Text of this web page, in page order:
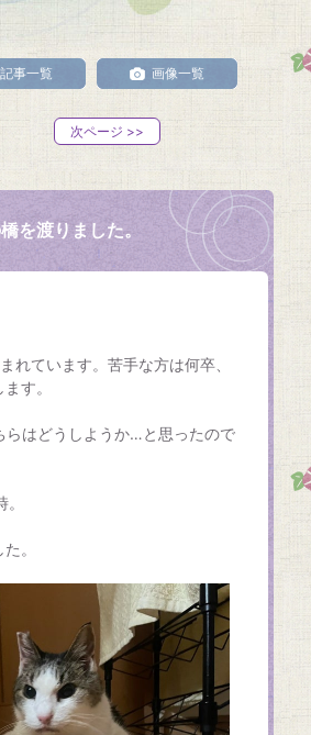
記事一覧 画像一覧
次ページ >>
を渡りました。
れています。苦手な方は何卒、
す。
らはどうしようか…と思ったので
。